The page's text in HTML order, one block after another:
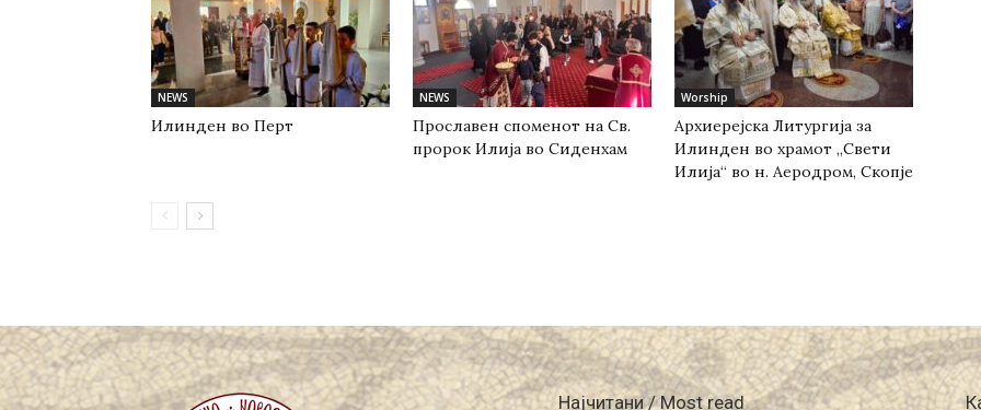
NEWS
Илинден во Перт
NEWS
Прославен споменот на Св.
пророк Илија во Сиденхам
Worship
Архиерејска Литургија за
Илинден во храмот „Свети
Илија“ во н. Аеродром, Скопје
Најчитани / Most read